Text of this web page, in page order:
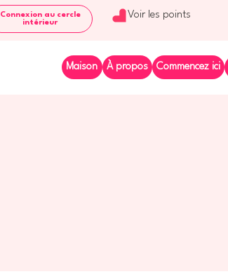
Maison À propos Commencez ici
Connexion au cercle
intérieur
Voir les points